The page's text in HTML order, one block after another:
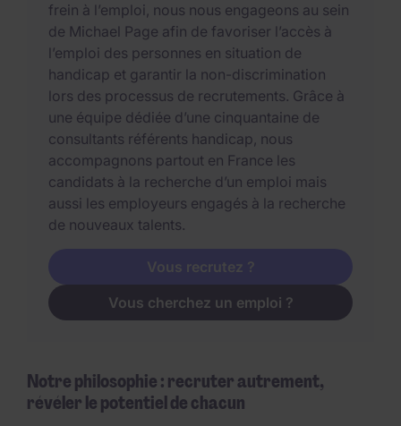
frein à l’emploi, nous nous engageons au sein
de Michael Page afin de favoriser l’accès à
l’emploi des personnes en situation de
handicap et garantir la non-discrimination
lors des processus de recrutements. Grâce à
une équipe dédiée d’une cinquantaine de
consultants référents handicap, nous
accompagnons partout en France les
candidats à la recherche d’un emploi mais
aussi les employeurs engagés à la recherche
de nouveaux talents.
Vous cherchez un emploi ?
Vous recrutez ?
Notre philosophie : recruter autrement,
révéler le potentiel de chacun